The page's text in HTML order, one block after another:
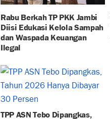
Rabu Berkah TP PKK Jambi
Diisi Edukasi Kelola Sampah
dan Waspada Keuangan
Ilegal
TPP ASN Tebo Dipangkas,